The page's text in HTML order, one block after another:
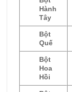
Hành
Tây
Bột
Quế
Bột
Hoa
Hồi